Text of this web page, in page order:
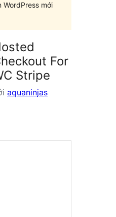
mới
For
Stripe
aquaninjas